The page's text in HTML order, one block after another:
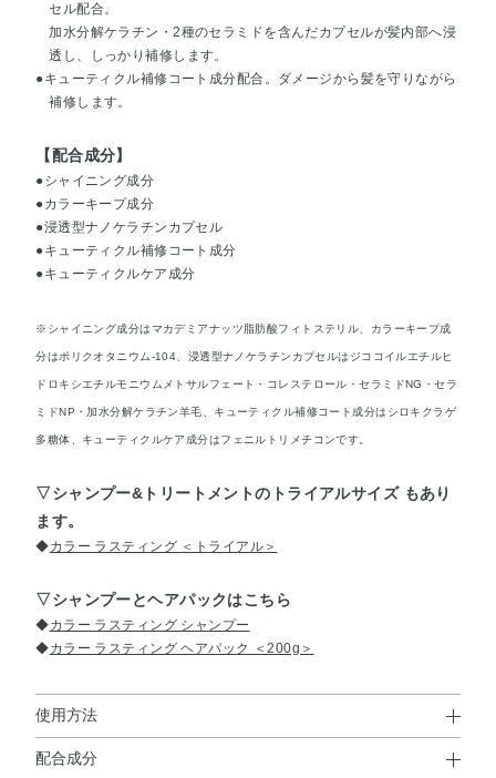
セル配合。
加水分解ケラチン・2種のセラミドを含んだカプセルが髪内部へ浸
透し、しっかり補修します。
●キューティクル補修コート成分配合。ダメージから髪を守りながら
補修します。
【配合成分】
●シャイニング成分
●カラーキープ成分
●浸透型ナノケラチンカプセル
●キューティクル補修コート成分
●キューティクルケア成分
※シャイニング成分はマカデミアナッツ脂肪酸フィトステリル、カラーキープ成
分はポリクオタニウム-104、浸透型ナノケラチンカプセルはジココイルエチルヒ
ドロキシエチルモニウムメトサルフェート・コレステロール・セラミドNG・セラ
ミドNP・加水分解ケラチン羊毛、キューティクル補修コート成分はシロキクラゲ
多糖体、キューティクルケア成分はフェニルトリメチコンです。
▽シャンプー&トリートメントのトライアルサイズ もあり
ます。
◆カラー ラスティング ＜トライアル＞
▽シャンプーとヘアパックはこちら
◆カラー ラスティング シャンプー
◆カラー ラスティング ヘアパック ＜200g＞
使用方法
使用方法
配合成分